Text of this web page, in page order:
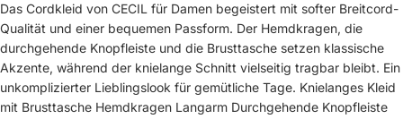
Das Cordkleid von CECIL für Damen begeistert mit softer Breitcord-
Qualität und einer bequemen Passform. Der Hemdkragen, die
durchgehende Knopfleiste und die Brusttasche setzen klassische
Akzente, während der knielange Schnitt vielseitig tragbar bleibt. Ein
unkomplizierter Lieblingslook für gemütliche Tage. Knielanges Kleid
mit Brusttasche Hemdkragen Langarm Durchgehende Knopfleiste